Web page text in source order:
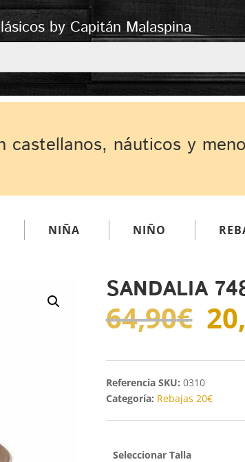
by Capitán Malaspina
castellanos, náuticos y
NIÑA NIÑO
SANDALIA
64,90€ El
Talla
SKU: 0310
Categoría: Rebajas 20€